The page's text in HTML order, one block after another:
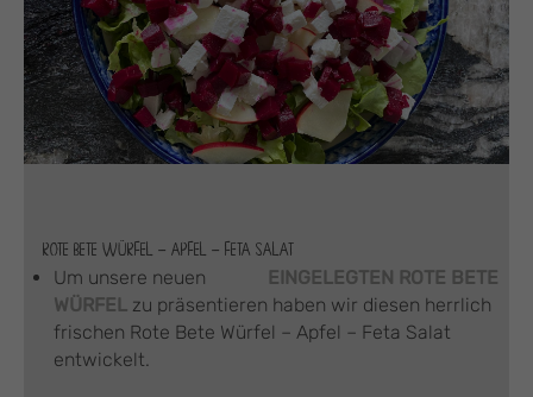
ROTE BETE WÜRFEL – APFEL – FETA SALAT
Um unsere neuen
EINGELEGTEN ROTE BETE
WÜRFEL zu präsentieren haben wir diesen herrlich
frischen Rote Bete Würfel – Apfel – Feta Salat
entwickelt.